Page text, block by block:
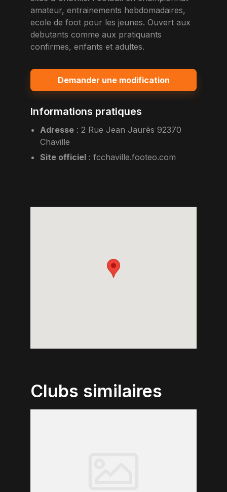
amateur, entrainements hebdomadaires,
ecole de foot pour les jeunes. Ouvert aux
debutants comme aux pratiquants
confirmes, enfants et adultes.
Demander une modification
Informations pratiques
Adresse :2 Rue Jean Jaurès 92370
Chaville
Site officiel :fcchaville.footeo.com
Clubs similaires